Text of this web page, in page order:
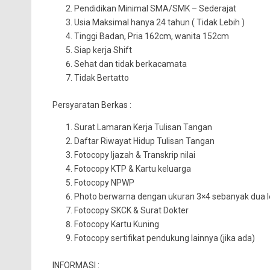
Pendidikan Minimal SMA/SMK – Sederajat
Usia Maksimal hanya 24 tahun ( Tidak Lebih )
Tinggi Badan, Pria 162cm, wanita 152cm
Siap kerja Shift
Sehat dan tidak berkacamata
Tidak Bertatto
Persyaratan Berkas :
Surat Lamaran Kerja Tulisan Tangan
Daftar Riwayat Hidup Tulisan Tangan
Fotocopy Ijazah & Transkrip nilai
Fotocopy KTP & Kartu keluarga
Fotocopy NPWP
Photo berwarna dengan ukuran 3×4 sebanyak dua
Fotocopy SKCK & Surat Dokter
Fotocopy Kartu Kuning
Fotocopy sertifikat pendukung lainnya (jika ada)
INFORMASI :